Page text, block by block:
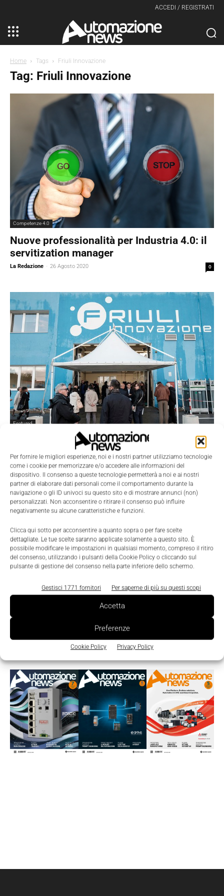
Per fornire le migliori esperienze, noi e i nostri partner utilizziamo tecnologie
come i cookie per memorizzare e/o accedere alle informazioni del
dispositivo. Il consenso a queste tecnologie permetterà a noi e ai nostri
partner di elaborare dati personali come il comportamento durante la
navigazione o gli ID univoci su questo sito e di mostrare annunci (non)
personalizzati. Non acconsentire o ritirare il consenso può influire
negativamente su alcune caratteristiche e funzioni.
Clicca qui sotto per acconsentire a quanto sopra o per fare scelte
dettagliate. Le tue scelte saranno applicate solamente a questo sito. È
possibile modificare le impostazioni in qualsiasi momento, compreso il ritiro
del consenso, utilizzando i pulsanti della Cookie Policy o cliccando sul
pulsante di gestione del consenso nella parte inferiore dello schermo.
Gestisci 1771 fornitori Per saperne di più su questi scopi
Accetta
Preferenze
Cookie Policy Privacy Policy
ACCEDI / REGISTRATI
Home Tags Friuli Innovazione
Tag: Friuli Innovazione
Competenze 4.0
Nuove professionalità per Industria 4.0: il
servitization manager
La Redazione - 26 Agosto 2020 0
Featured
Nasce Additive Fvg Square, la piazza
dedicata alle tecnologie additive
La Redazione - 5 Novembre 2018